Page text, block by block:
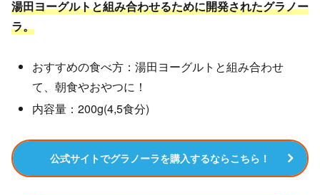
湯田ヨーグルトと組み合わせるために開発されたグラノー
ラ。
おすすめの食べ方：湯田ヨーグルトと組み合わせ
て、朝食やおやつに！
内容量：200g(4,5食分)
公式サイトでグラノーラを購入するならこちら！